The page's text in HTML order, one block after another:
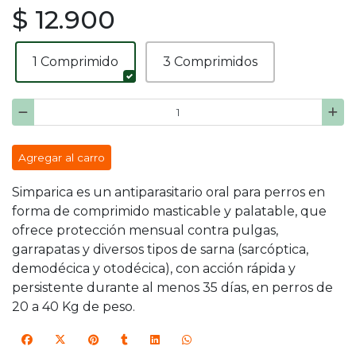
$ 12.900
1 Comprimido 3 Comprimidos
Agregar al carro
Simparica es un antiparasitario oral para perros en
forma de comprimido masticable y palatable, que
ofrece protección mensual contra pulgas,
garrapatas y diversos tipos de sarna (sarcóptica,
demodécica y otodécica), con acción rápida y
persistente durante al menos 35 días, en perros de
20 a 40 Kg de peso.